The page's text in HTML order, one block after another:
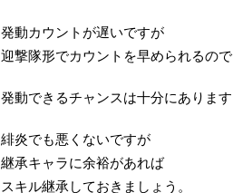
発動カウントが遅いですが
迎撃隊形でカウントを早められるので
発動できるチャンスは十分にありま
緋炎でも悪くないですが
継承キャラに余裕があれば
スキル継承しておきましょう。